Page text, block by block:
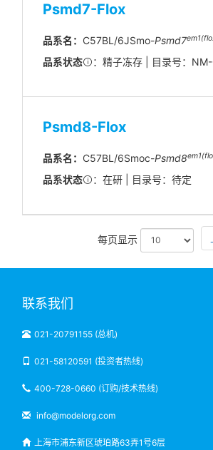
Psmd7-Flox
品系名： C57BL/6JSmo-Psmd7em
品系状态 ：精子冻存 | 目录号：
Psmd8-Flox
品系名： C57BL/6Smoc-Psmd8
品系状态 ：在研 | 目录号：待定
每页显示
联系我们
021-20791155 (总机)
021-58120591 (投资者热线)
400-728-0660 (订购/技术热线)
info@modelorg.com
上海市浦东新区琥珀路63弄1号6层